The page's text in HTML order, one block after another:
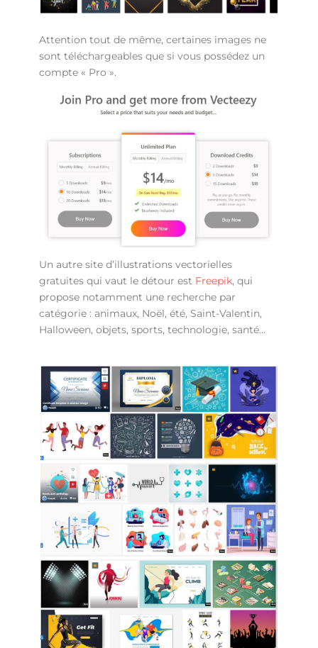
Attention tout de même, certaines images ne
sont téléchargeables que si vous possédez un
compte « Pro ».
Un autre site d’illustrations vectorielles
gratuites qui vaut le détour est Freepik, qui
propose notamment une recherche par
catégorie : animaux, Noël, été, Saint-Valentin,
Halloween, objets, sports, technologie, santé…